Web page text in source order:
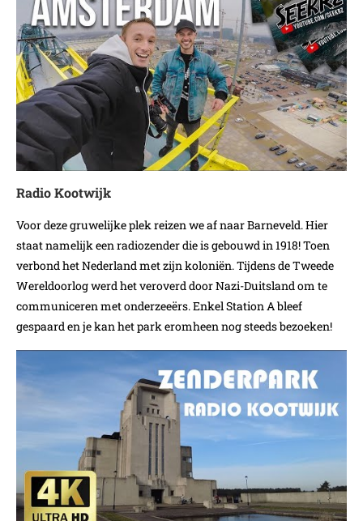
Radio Kootwijk
Voor deze gruwelijke plek reizen we af naar Barneveld. Hier
staat namelijk een radiozender die is gebouwd in 1918! Toen
verbond het Nederland met zijn koloniën. Tijdens de Tweede
Wereldoorlog werd het veroverd door Nazi-Duitsland om te
communiceren met onderzeeërs. Enkel Station A bleef
gespaard en je kan het park eromheen nog steeds bezoeken!